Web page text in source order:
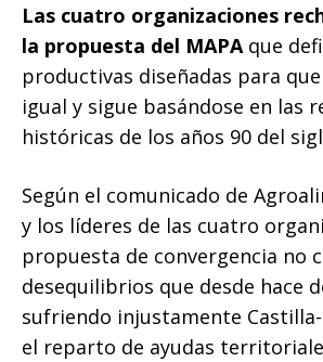
Las cuatro organizaciones
la propuesta del MAPAque
productivas diseñadas para
igual y sigue basándose en las
históricas de los años 90 del
Según el comunicado de
y los líderes de las cuatro
propuesta de convergencia no
desequilibrios que desde hace
sufriendo injustamente
el reparto de ayudas